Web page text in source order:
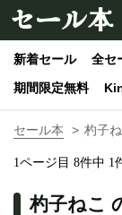
セール本
新着セール 全セ
期間限定無料
セール本 杓子
1ページ目 8件中 1
杓子ねこ